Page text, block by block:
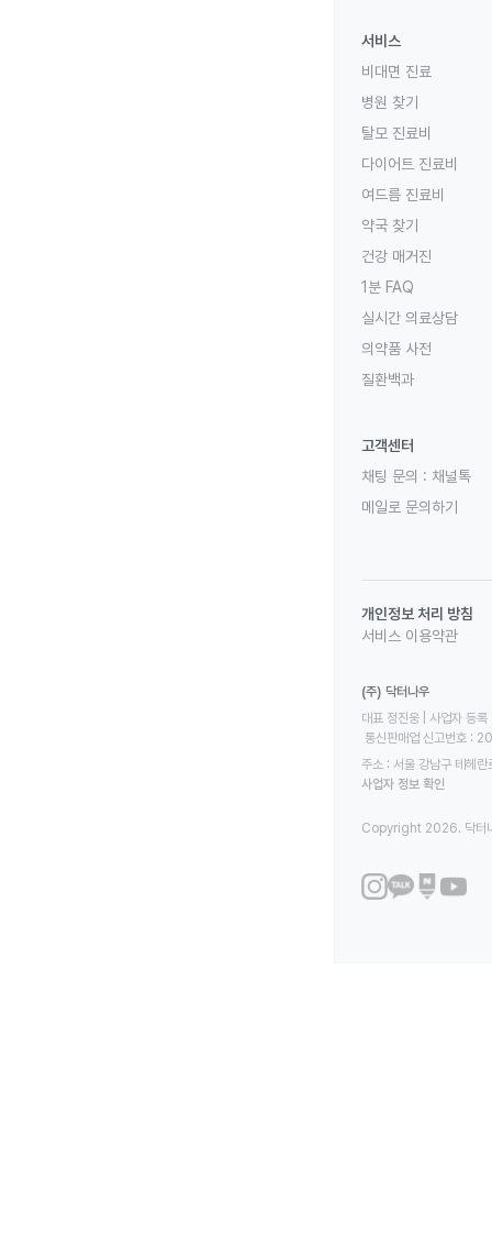
서비스
비대면 진료
병원 찾기
탈모 진료비
다이어트 진료비
여드름 진료비
약국 찾기
건강 매거진
1분 FAQ
실시간 의료상담
의약품 사전
질환백과
고객센터
채팅 문의 : 채널톡
메일로 문의하기
개인정보 처리 방침
서비스 이용약관
(주) 닥터나우
대표 정진웅 | 사업자
통신판매업 신고번호
주소 : 서울 강남구 테헤
사업자 정보 확인
Copyright 2026. 닥터